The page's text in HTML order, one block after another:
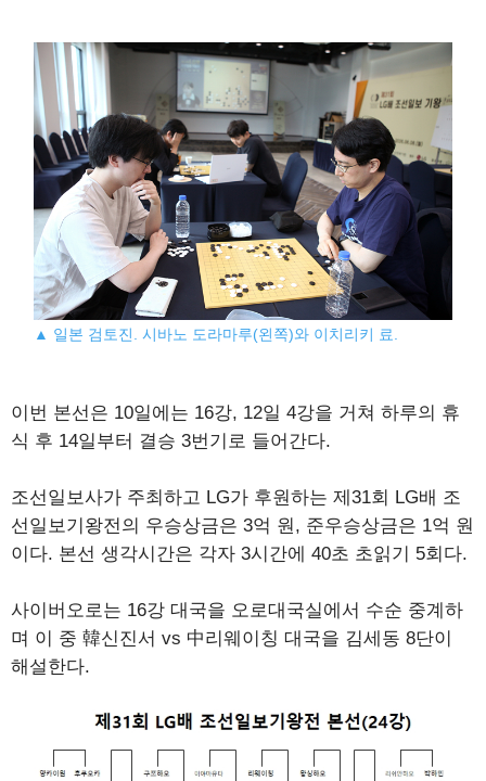
▲ 일본 검토진. 시바노 도라마루(왼쪽)와 이치리키 료.
이번 본선은 10일에는 16강, 12일 4강을 거쳐 하루의 휴
식 후 14일부터 결승 3번기로 들어간다.
조선일보사가 주최하고 LG가 후원하는 제31회 LG배 조
선일보기왕전의 우승상금은 3억 원, 준우승상금은 1억 원
이다. 본선 생각시간은 각자 3시간에 40초 초읽기 5회다.
사이버오로는 16강 대국을 오로대국실에서 수순 중계하
며 이 중 韓신진서 vs 中리웨이칭 대국을 김세동 8단이
해설한다.